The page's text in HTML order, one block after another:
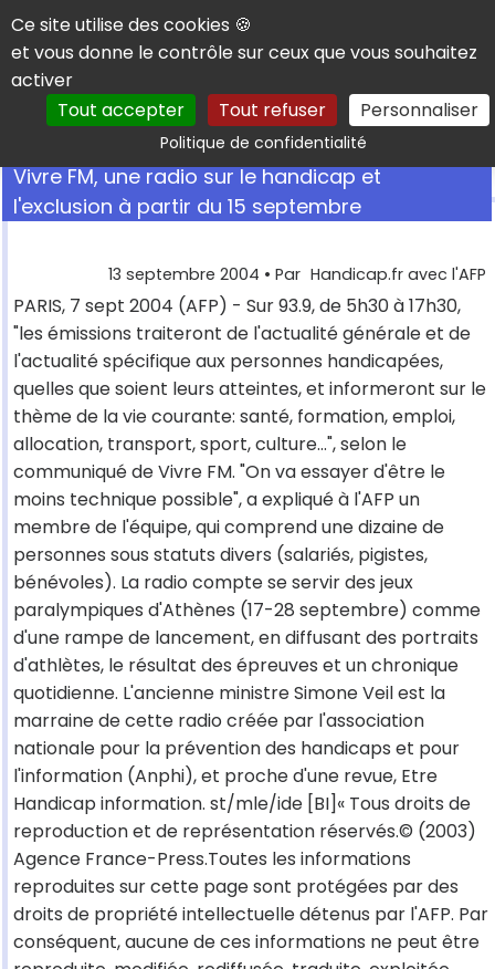
Panneau de gestion des cookies
Ce site utilise des cookies 🍪
et vous donne le contrôle sur ceux que vous souhaitez
activer
Tout accepter
Tout refuser Personnaliser
Politique de confidentialitéRechercher
Vivre FM, une radio sur le handicap et
l'exclusion à partir du 15 septembre
13 septembre 2004 • Par Handicap.fr avec l'AFP
PARIS, 7 sept 2004 (AFP) - Sur 93.9, de 5h30 à 17h30,
"les émissions traiteront de l'actualité générale et de
l'actualité spécifique aux personnes handicapées,
quelles que soient leurs atteintes, et informeront sur le
thème de la vie courante: santé, formation, emploi,
allocation, transport, sport, culture...", selon le
communiqué de Vivre FM. "On va essayer d'être le
moins technique possible", a expliqué à l'AFP un
membre de l'équipe, qui comprend une dizaine de
personnes sous statuts divers (salariés, pigistes,
bénévoles). La radio compte se servir des jeux
paralympiques d'Athènes (17-28 septembre) comme
d'une rampe de lancement, en diffusant des portraits
d'athlètes, le résultat des épreuves et un chronique
quotidienne. L'ancienne ministre Simone Veil est la
marraine de cette radio créée par l'association
nationale pour la prévention des handicaps et pour
l'information (Anphi), et proche d'une revue, Etre
Handicap information. st/mle/ide [BI]« Tous droits de
reproduction et de représentation réservés.© (2003)
Agence France-Press.Toutes les informations
reproduites sur cette page sont protégées par des
droits de propriété intellectuelle détenus par l'AFP. Par
conséquent, aucune de ces informations ne peut être